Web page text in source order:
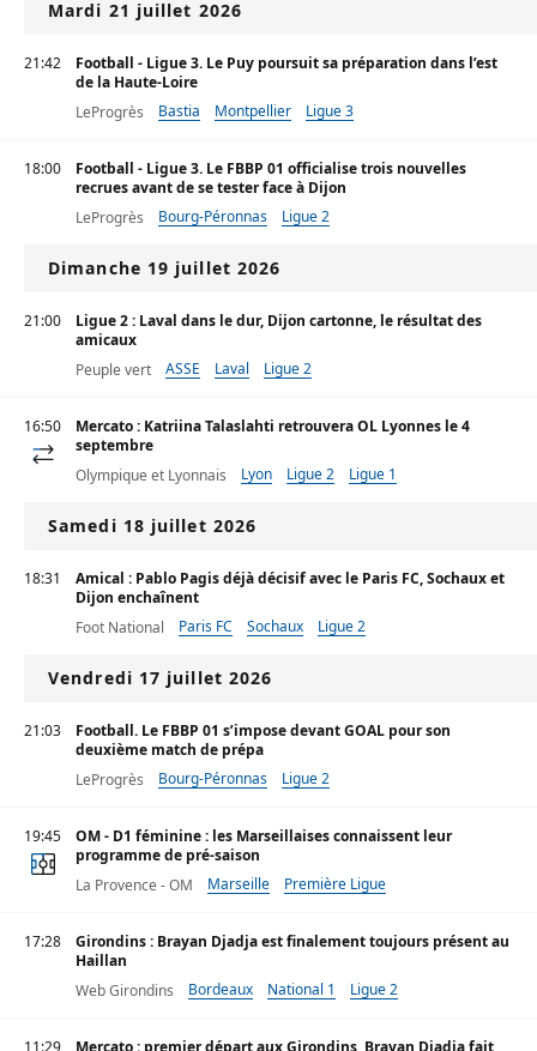
Mardi 21 juillet 2026
21:42
Football - Ligue 3. Le Puy poursuit sa préparation dans l’est
de la Haute-Loire
LeProgrès
Bastia Montpellier Ligue 3
18:00
Football - Ligue 3. Le FBBP 01 officialise trois nouvelles
recrues avant de se tester face à Dijon
LeProgrès
Bourg-Péronnas Ligue 2
Dimanche 19 juillet 2026
21:00
Ligue 2 : Laval dans le dur, Dijon cartonne, le résultat des
amicaux
Peuple vert
ASSE Laval Ligue 2
16:50
Mercato : Katriina Talaslahti retrouvera OL Lyonnes le 4
septembre
Olympique et Lyonnais
Lyon Ligue 2 Ligue 1
Samedi 18 juillet 2026
18:31
Amical : Pablo Pagis déjà décisif avec le Paris FC, Sochaux et
Dijon enchaînent
Foot National
Paris FC Sochaux Ligue 2
Vendredi 17 juillet 2026
21:03
Football. Le FBBP 01 s’impose devant GOAL pour son
deuxième match de prépa
LeProgrès
Bourg-Péronnas Ligue 2
19:45
OM - D1 féminine : les Marseillaises connaissent leur
programme de pré-saison
La Provence - OM
Marseille Première Ligue
17:28
Girondins : Brayan Djadja est finalement toujours présent au
Haillan
Web Girondins
Bordeaux National 1 Ligue 2
11:29 Mercato : premier départ aux Girondins, Brayan Djadja fait